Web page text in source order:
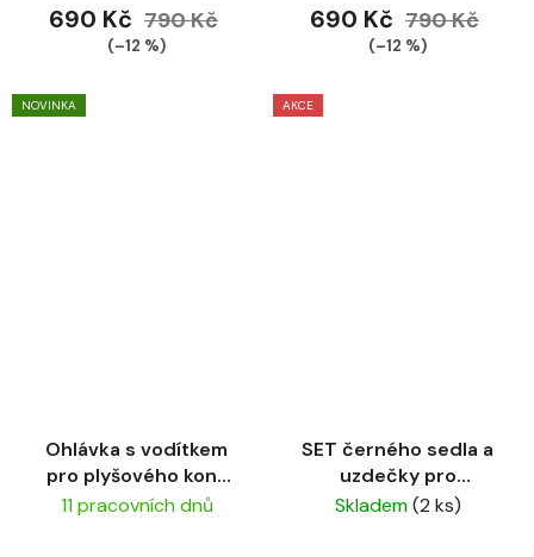
690 Kč 790 Kč
(–12 %)
690 Kč 790 Kč
(–12 %)
NOVINKA
Ohlávka s vodítkem
pro plyšového koně
LeMieux Harlow Coral
11 pracovních dnů
AKCE
SET černého sedla a
uzdečky pro
plyšového koně
Skladem(2 ks)